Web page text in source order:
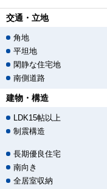
交通・立地
角地
平坦地
閑静な住宅地
南側道路
建物・構造
LDK15帖以上
制震構造
長期優良住宅
南向き
全居室収納